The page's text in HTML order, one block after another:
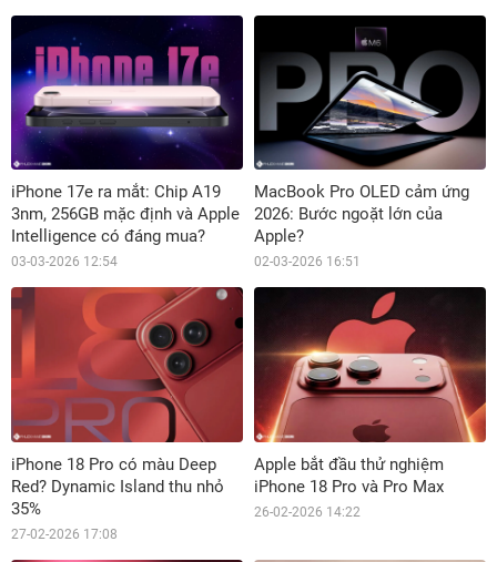
iPhone 17e ra mắt: Chip A19
3nm, 256GB mặc định và Apple
Intelligence có đáng mua?
03-03-2026 12:54
MacBook Pro OLED cảm ứng
2026: Bước ngoặt lớn của
Apple?
02-03-2026 16:51
iPhone 18 Pro có màu Deep
Red? Dynamic Island thu nhỏ
35%
27-02-2026 17:08
Apple bắt đầu thử nghiệm
iPhone 18 Pro và Pro Max
26-02-2026 14:22